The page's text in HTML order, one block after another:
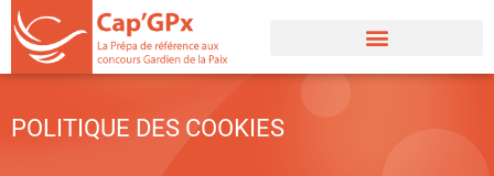
Aller
au
contenu
POLITIQUE DES COOKIES